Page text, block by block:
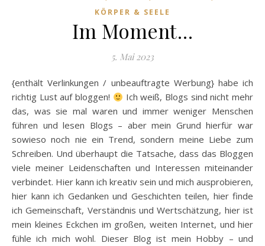
KÖRPER & SEELE
Im Moment…
5. Mai 2023
{enthält Verlinkungen / unbeauftragte Werbung} habe ich
richtig Lust auf bloggen!
Ich weiß, Blogs sind nicht mehr
das, was sie mal waren und immer weniger Menschen
führen und lesen Blogs – aber mein Grund hierfür war
sowieso noch nie ein Trend, sondern meine Liebe zum
Schreiben. Und überhaupt die Tatsache, dass das Bloggen
viele meiner Leidenschaften und Interessen miteinander
verbindet. Hier kann ich kreativ sein und mich ausprobieren,
hier kann ich Gedanken und Geschichten teilen, hier finde
ich Gemeinschaft, Verständnis und Wertschätzung, hier ist
mein kleines Eckchen im großen, weiten Internet, und hier
fühle ich mich wohl. Dieser Blog ist mein Hobby – und